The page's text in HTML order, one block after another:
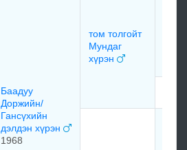
Баадуу
Доржийн/
Гансүхийн
дэлдэн хүрэн
1968
том толгойт
Мундаг
хүрэн